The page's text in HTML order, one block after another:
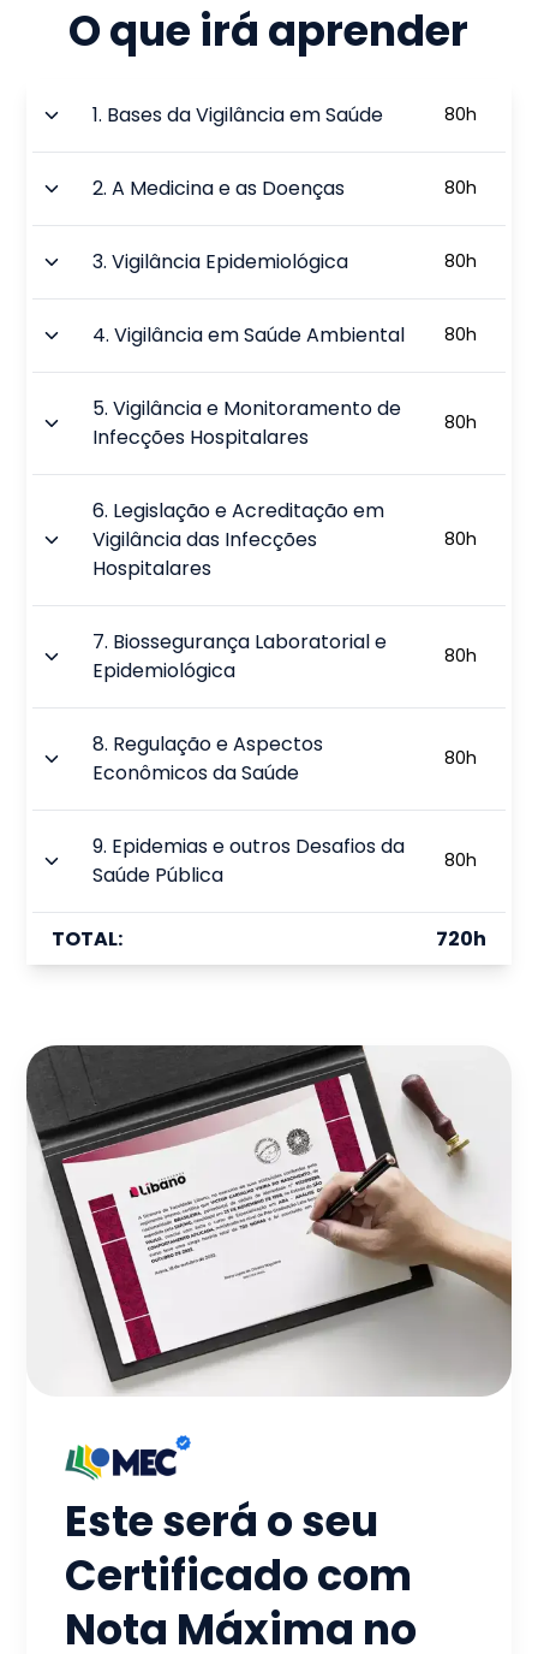
O que irá aprender
1. Bases da Vigilância em Saúde 80h
2.A Medicina e as Doenças 80h
3.Vigilância Epidemiológica 80h
4.Vigilância em Saúde Ambiental 80h
5.Vigilância e Monitoramento de
Infecções Hospitalares
80h
6. Legislação e Acreditação em
Vigilância das Infecções
Hospitalares
80h
7. Biossegurança Laboratorial e
Epidemiológica
80h
8. Regulação e Aspectos
Econômicos da Saúde
80h
9. Epidemias e outros Desafios da
Saúde Pública
80h
TOTAL: 720h
Este será o seu
Certificado com
Nota Máxima no